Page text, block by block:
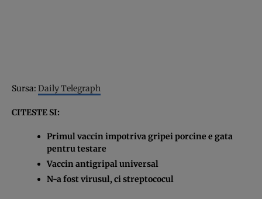
Sursa: Daily Telegraph
CITESTE SI:
Primul vaccin impotriva gripei porcine e gata
pentru testare
Vaccin antigripal universal
N-a fost virusul, ci streptococul